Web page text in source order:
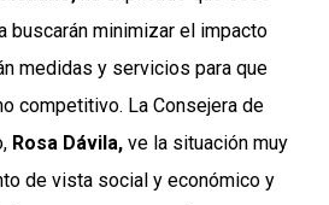
buscarán minimizar el impacto
medidas y servicios para que
competitivo. La Consejera de
Rosa Dávila, ve la situación muy
de vista social y económico y